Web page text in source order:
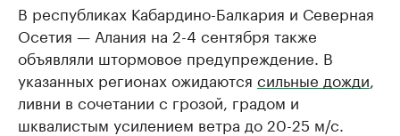
В республиках Кабардино-Балкария и Северная
Осетия — Алания на 2-4 сентября также
объявляли штормовое предупреждение. В
указанных регионах ожидаются сильные дожди
ливни в сочетании с грозой, градом и
шквалистым усилением ветра до 20-25 м/с.